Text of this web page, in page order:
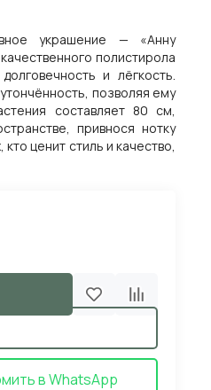
украшение — «Анну
полистирола
и лёгкость.
позволяя ему
составляет 80 см,
привнося нотку
ценит стиль и качество,
в WhatsApp